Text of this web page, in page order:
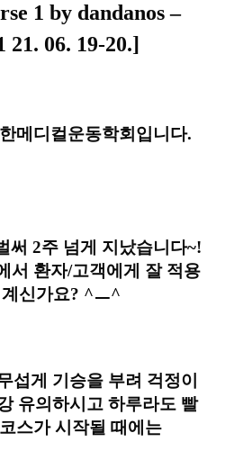
1 by dandanos –
21. 06. 19-20.]
메디컬운동학회입니다.
써 2주 넘게 지났습니다~!
서 환자/고객에게 잘 적용
신가요? ^ㅡ^
섭게 기승을 부려 걱정이
유의하시고 하루라도 빨
스가 시작될 때에는